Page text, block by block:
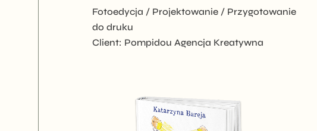
Fotoedycja Projektowanie
Przygotowanie
do druku
Client: Pompidou Agencja Kreatywna